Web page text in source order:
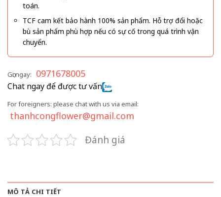
toán.
TCF cam kết bảo hành 100% sản phẩm. Hỗ trợ đổi hoặc
bù sản phẩm phù hợp nếu có sự cố trong quá trình vận
chuyển.
Gọi ngay: 0971678005
Chat ngay để được tư vấn
For foreigners: please chat with us via email:
thanhcongflower@gmail.com
Đánh giá
MÔ TẢ CHI TIẾT